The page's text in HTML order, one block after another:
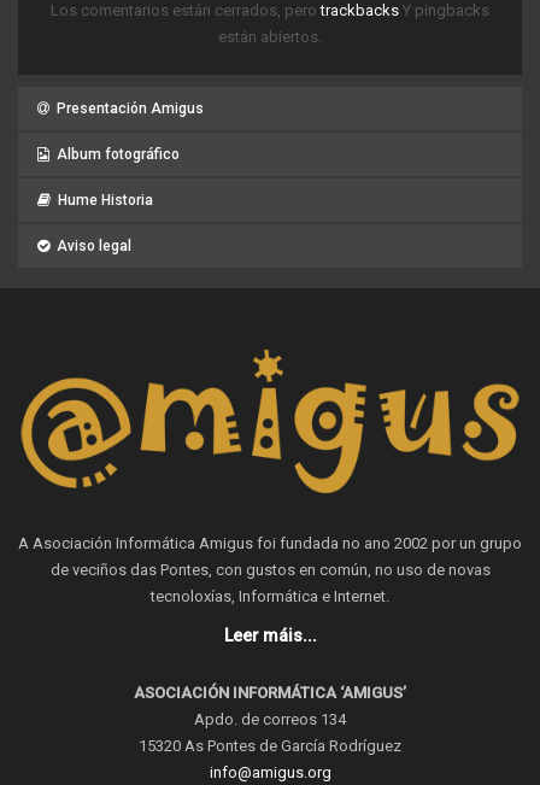
Los comentarios están cerrados, perotrackbacks Y pingbacks
están abiertos.
Presentación Amigus
Album fotográfico
Hume Historia
Aviso legal
A Asociación Informática Amigus foi fundada no ano 2002 por un grupo
de veciños das Pontes, con gustos en común, no uso de novas
tecnoloxías, Informática e Internet.
Leer máis...
ASOCIACIÓN INFORMÁTICA ‘AMIGUS’
Apdo. de correos 134
15320 As Pontes de García Rodríguez
info@amigus.org